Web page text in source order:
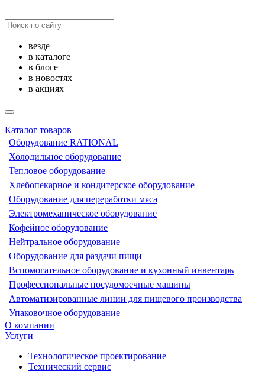
везде
в каталоге
в блоге
в новостях
в акциях
Каталог товаров
Оборудование RATIONAL
Холодильное оборудование
Тепловое оборудование
Хлебопекарное и кондитерское оборудование
Оборудование для переработки мяса
Электромеханическое оборудование
Кофейное оборудование
Нейтральное оборудование
Оборудование для раздачи пищи
Вспомогательное оборудование и кухонный инвентарь
Профессиональные посудомоечные машины
Автоматизированные линии для пищевого производства
Упаковочное оборудование
О компании
Услуги
Технологическое проектирование
Технический сервис